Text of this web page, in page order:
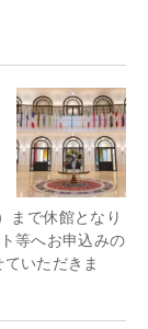
まで休館となり
等へお申込みの
いただきま